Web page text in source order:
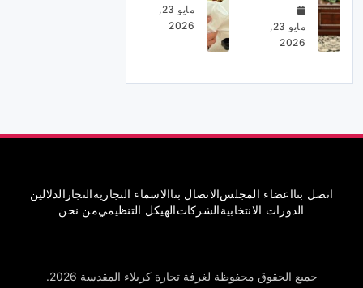
مايو 23,
2026
مايو 23,
2026
اتصل بنااعضاء المجلسالاتصال بناالاسماء التجاريةالتجار الدلالين
الدورات الانتخابيةالشركاتالهيكل التنظيميمن نحن
جميع الحقوق محفوظة لغرفة تجارة كربلاء المقدسة 2026.